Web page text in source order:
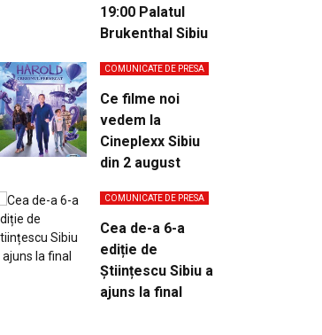
19:00 Palatul
Brukenthal Sibiu
COMUNICATE DE PRESA
Ce filme noi
vedem la
Cineplexx Sibiu
din 2 august
COMUNICATE DE PRESA
Cea de-a 6-a
ediție de
Științescu Sibiu a
ajuns la final